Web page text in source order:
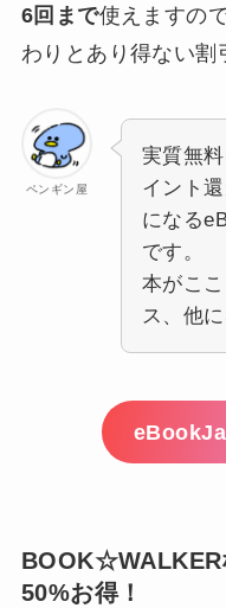
6回まで使えますの
わりとあり得ない割
ペンギン屋
実質無
イント
になる
です。
本がこ
ス、他
BOOK☆WALKER
50%お得！